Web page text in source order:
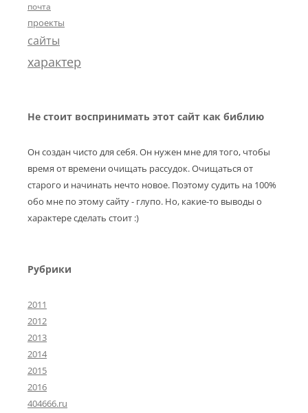
почта
проекты
сайты
характер
Не стоит воспринимать этот сайт как библию
Он создан чисто для себя. Он нужен мне для того, чтобы
время от времени очищать рассудок. Очищаться от
старого и начинать нечто новое. Поэтому судить на 100%
обо мне по этому сайту - глупо. Но, какие-то выводы о
характере сделать стоит :)
Рубрики
2011
2012
2013
2014
2015
2016
404666.ru